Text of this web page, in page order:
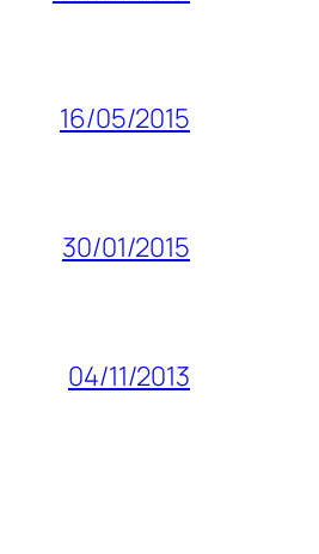
16/05/2015
30/01/2015
04/11/2013